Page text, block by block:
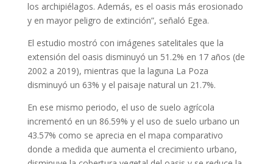
los archipiélagos. Además, es el oasis más erosionado
y en mayor peligro de extinción”, señaló Egea.
El estudio mostró con imágenes satelitales que la
extensión del oasis disminuyó un 51.2% en 17 años (de
2002 a 2019), mientras que la laguna La Poza
disminuyó un 63% y el paisaje natural un 21.7%.
En ese mismo periodo, el uso de suelo agrícola
incrementó en un 86.59% y el uso de suelo urbano un
43.57% como se aprecia en el mapa comparativo
donde a medida que aumenta el crecimiento urbano,